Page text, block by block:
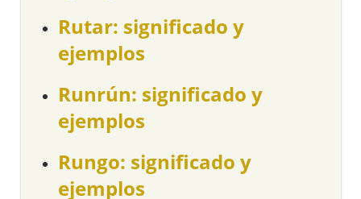
Rutar: significado y
ejemplos
Runrún: significado y
ejemplos
Rungo: significado y
ejemplos